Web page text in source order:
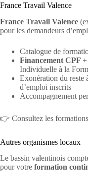
France Travail Valence
France Travail Valence
pour les demandeurs
Catalogue de
Financement CPF
Individuelle à la
Exonération du reste
d’emploi inscrits
Accompagnement
👉 Consultez les
Autres organismes locaux
Le bassin valentinois
pour votre formation